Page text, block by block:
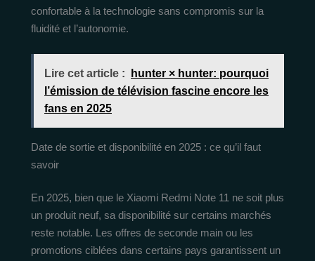
confortable à la technologie sans compromis sur la
fluidité et l’autonomie.
Lire cet article :
hunter × hunter: pourquoi
l’émission de télévision fascine encore les
fans en 2025
Date de sortie et disponibilité en 2025 : ce qu’il faut
savoir
En 2025, bien que le Xiaomi Redmi Note 11 ne soit plus
un produit neuf, sa disponibilité sur certains marchés
reste notable. Les offres de seconde main ou les
promotions ciblées dans certains pays garantissent un